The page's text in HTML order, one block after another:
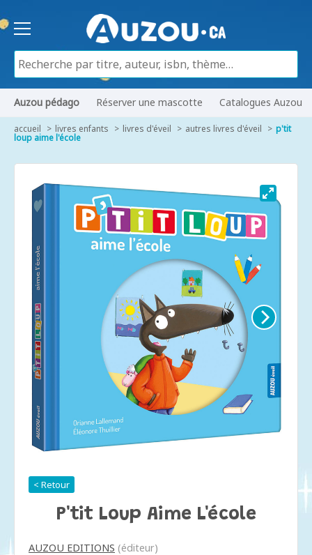
Auzou pédago Réserver une mascotte Catalogues Auzou
accueil livres enfants livres d'éveil autres livres d'éveil p'tit
loup aime l'école
< Retour
P'tit Loup Aime L'école
AUZOU EDITIONS (éditeur)